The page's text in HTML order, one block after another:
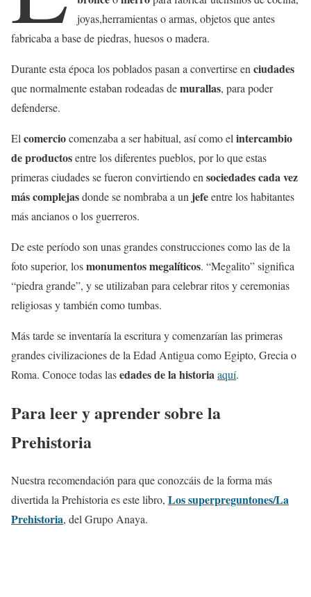
joyas,herramientas o armas, objetos que antes
fabricaba a base de piedras, huesos o madera.
Durante esta época los poblados pasan a convertirse enciudades
que normalmente estaban rodeadas demurallas, para poder
defenderse.
Elcomerciocomenzaba a ser habitual, así como elintercambio
de productosentre los diferentes pueblos, por lo que estas
primeras ciudades se fueron convirtiendo ensociedades cada vez
más complejasdonde se nombraba a un jefeentre los habitantes
más ancianos o los guerreros.
De este período son unas grandes construcciones como las de la
foto superior, losmonumentos megalíticos. “Megalito” significa
“piedra grande”, y se utilizaban para celebrar ritos y ceremonias
religiosas y también como tumbas.
Más tarde se inventaría la escritura y comenzarían las primeras
grandes civilizaciones de la Edad Antigua como Egipto, Grecia o
Roma. Conoce todas lasedades de la historiaaquí.
Para leer y aprender sobre la
Prehistoria
Nuestra recomendación para que conozcáis de la forma más
divertida la Prehistoria es este libro, Los superpreguntones/La
Prehistoria, del Grupo Anaya.